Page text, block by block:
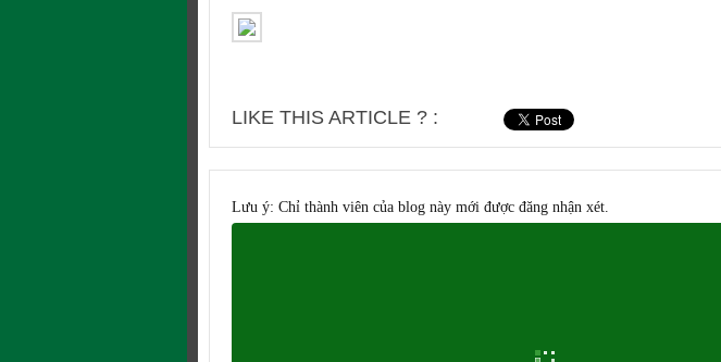
LIKE THIS ARTICLE ? :
Lưu ý: Chỉ thành viên của blog này mới được đăng nhận xét.